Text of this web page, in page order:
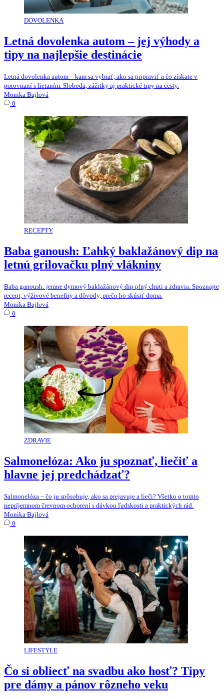
DOVOLENKA
Letná dovolenka autom – jej výhody a
tipy na najlepšie destinácie
Letná dovolenka autom – kam sa vybrať, ako sa pripraviť a čo získate v
porovnaní s lietaním. Sloboda, zážitky aj praktické tipy na cesty.
Monika Bajlová
0
RECEPTY
Baba ganoush: Ľahký baklažánový dip na
letnú grilovačku plný vlákniny
Baba ganoush: jemne dymový baklažánový dip plný chuti a zdravia. Spoznajte
recept, výživové benefity a dôvody, prečo ho skúsiť doma.
Monika Bajlová
0
ZDRAVIE
Salmonelóza: Ako ju spoznať, liečiť a
hlavne jej predchádzať?
Salmonelóza – čo ju spôsobuje, ako sa prejavuje a lieči? Všetko o tomto
nepríjemnom črevnom ochorení s dávkou ľudskosti a praktických rád.
Monika Bajlová
0
LIFESTYLE
Čo si obliecť na svadbu ako hosť? Tipy
pre dámy a pánov rôzneho veku